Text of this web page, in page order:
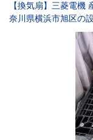
【換気扇】三菱電機
奈川県横浜市旭区の